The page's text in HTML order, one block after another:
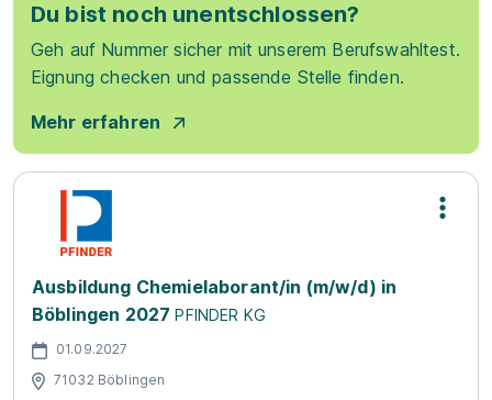
Du bist noch unentschlossen?
Geh auf Nummer sicher mit unserem Berufswahltest.
Eignung checken und passende Stelle finden.
Mehr erfahren
Ausbildung Chemielaborant/in (m/w/d) in
Böblingen 2027 PFINDER KG
01.09.2027
71032 Böblingen